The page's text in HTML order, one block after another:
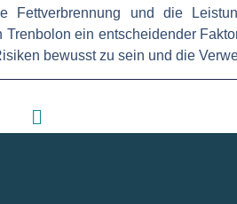
Fettverbrennung und die
Trenbolon ein entscheidender
bewusst zu sein und die